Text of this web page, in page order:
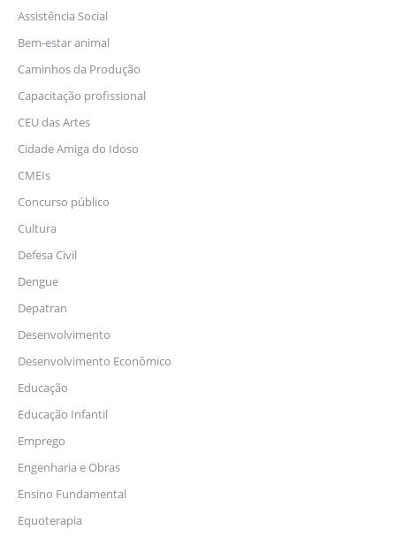
Assistência Social
Bem-estar animal
Caminhos da Produção
Capacitação profissional
CEU das Artes
Cidade Amiga do Idoso
CMEIs
Concurso público
Cultura
Defesa Civil
Dengue
Depatran
Desenvolvimento
Desenvolvimento Econômico
Educação
Educação Infantil
Emprego
Engenharia e Obras
Ensino Fundamental
Equoterapia